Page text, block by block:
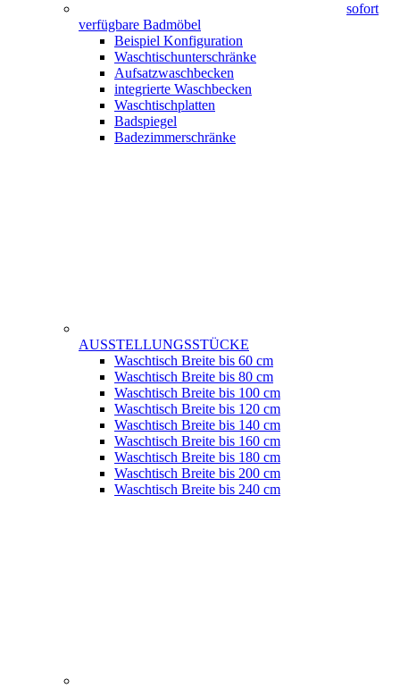
sofort
verfügbare Badmöbel
Beispiel Konfiguration
Waschtischunterschränke
Aufsatzwaschbecken
integrierte Waschbecken
Waschtischplatten
Badspiegel
Badezimmerschränke
AUSSTELLUNGSSTÜCKE
Waschtisch Breite bis 60 cm
Waschtisch Breite bis 80 cm
Waschtisch Breite bis 100 cm
Waschtisch Breite bis 120 cm
Waschtisch Breite bis 140 cm
Waschtisch Breite bis 160 cm
Waschtisch Breite bis 180 cm
Waschtisch Breite bis 200 cm
Waschtisch Breite bis 240 cm